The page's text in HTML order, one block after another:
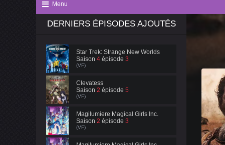
Action
Animation
Aventure
Biopic
Comédie
Documentaire
2025
Menu
DERNIERS ÉPISODES AJOUTÉS
Star Trek: Strange New Worlds
Saison 4 épisode 3
(VF)
Clevatess
Saison 2 épisode 5
(VF)
Magilumiere Magical Girls Inc.
Saison 2 épisode 3
(VF)